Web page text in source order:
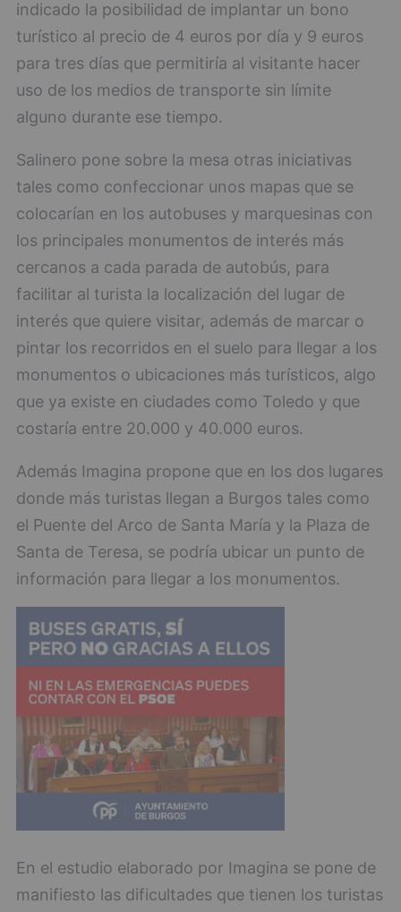
indicado la posibilidad de implantar un bono
turístico al precio de 4 euros por día y 9 euros
para tres días que permitiría al visitante hacer
uso de los medios de transporte sin límite
alguno durante ese tiempo.
Salinero pone sobre la mesa otras iniciativas
tales como confeccionar unos mapas que se
colocarían en los autobuses y marquesinas con
los principales monumentos de interés más
cercanos a cada parada de autobús, para
facilitar al turista la localización del lugar de
interés que quiere visitar, además de marcar o
pintar los recorridos en el suelo para llegar a los
monumentos o ubicaciones más turísticos, algo
que ya existe en ciudades como Toledo y que
costaría entre 20.000 y 40.000 euros.
Además Imagina propone que en los dos lugares
donde más turistas llegan a Burgos tales como
el Puente del Arco de Santa María y la Plaza de
Santa de Teresa, se podría ubicar un punto de
información para llegar a los monumentos.
En el estudio elaborado por Imagina se pone de
manifiesto las dificultades que tienen los turistas